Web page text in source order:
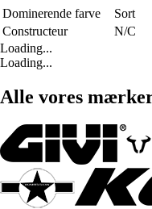
Dominerende farve
Sort
Constructeur
N/C
Loading...
Loading...
Alle vores